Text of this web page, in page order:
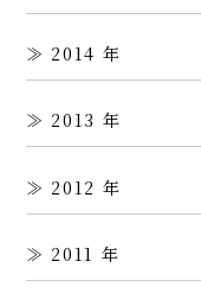
2014
2013
2012
2011